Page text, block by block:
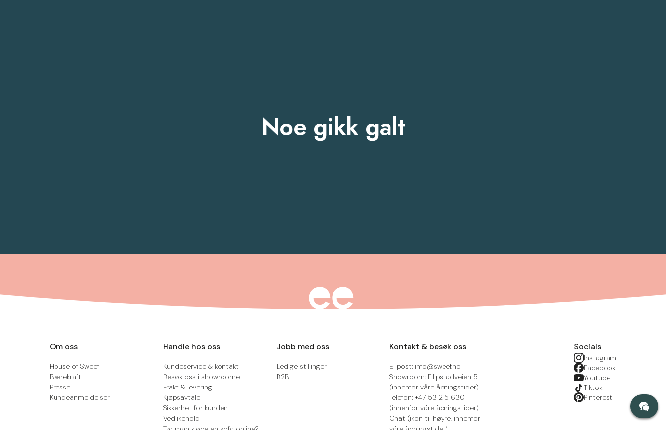
Noe gikk galt
Om oss
House of Sweef
Bærekraft
Presse
Kundeanmeldelser
Handle hos oss
Kundeservice & kontakt
Besøk oss i showroomet
Frakt & levering
Kjøpsavtale
Sikkerhet for kunden
Vedlikehold
Tør man kjøpe en sofa online?
Jobb med oss
Ledige stillinger
B2B
Kontakt & besøk oss
E-post: info@sweef.no
Showroom: Filipstadveien 5
(innenfor våre åpningstider)
Telefon: +47 53 215 630
(innenfor våre åpningstider)
Chat (ikon til høyre, innenfor
våre åpningstider)
Socials
Instagram
Facebook
Youtube
Tiktok
Pinterest